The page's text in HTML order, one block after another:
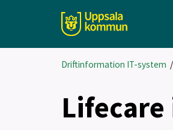
Driftinformation IT-system /